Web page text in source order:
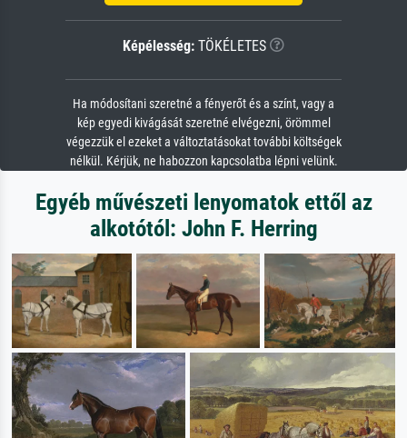
Képélesség: TÖKÉLETES
Ha módosítani szeretné a fényerőt és a színt, vagy a
kép egyedi kivágását szeretné elvégezni, örömmel
végezzük el ezeket a változtatásokat további költségek
nélkül. Kérjük, ne habozzon kapcsolatba lépni velünk.
Egyéb művészeti lenyomatok ettől az
alkotótól: John F. Herring